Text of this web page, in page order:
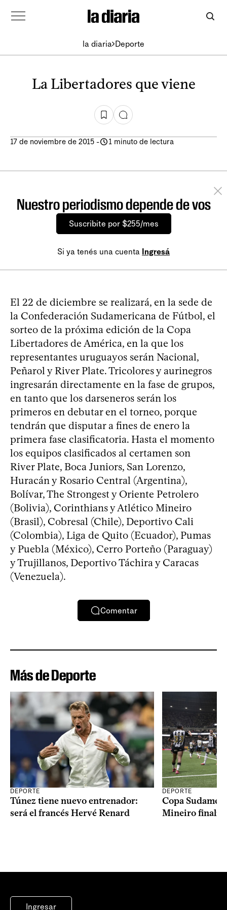
la diaria Deporte
La Libertadores que viene
17 de noviembre de 2015 - 1 minuto de lectura
Nuestro periodismo depende de vos
Suscribite por $255/mes
Si ya tenés una cuenta Ingresá
El 22 de diciembre se realizará, en la sede de
la Confederación Sudamericana de Fútbol, el
sorteo de la próxima edición de la Copa
Libertadores de América, en la que los
representantes uruguayos serán Nacional,
Peñarol y River Plate. Tricolores y aurinegros
ingresarán directamente en la fase de grupos,
en tanto que los darseneros serán los
primeros en debutar en el torneo, porque
tendrán que disputar a fines de enero la
primera fase clasificatoria. Hasta el momento
los equipos clasificados al certamen son
River Plate, Boca Juniors, San Lorenzo,
Huracán y Rosario Central (Argentina),
Bolívar, The Strongest y Oriente Petrolero
(Bolivia), Corinthians y Atlético Mineiro
(Brasil), Cobresal (Chile), Deportivo Cali
(Colombia), Liga de Quito (Ecuador), Pumas
y Puebla (México), Cerro Porteño (Paraguay)
y Trujillanos, Deportivo Táchira y Caracas
(Venezuela).
Comentar
Más de Deporte
DEPORTE
Túnez tiene nuevo entrenador:
será el francés Hervé Renard
DEPORTE
Copa
Mineiro
Ingresar